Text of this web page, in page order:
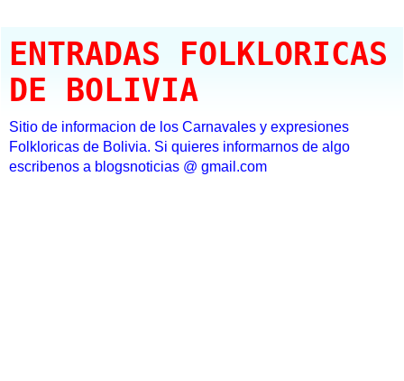
ENTRADAS FOLKLORICAS
DE BOLIVIA
Sitio de informacion de los Carnavales y expresiones
Folkloricas de Bolivia. Si quieres informarnos de algo
escribenos a blogsnoticias @ gmail.com